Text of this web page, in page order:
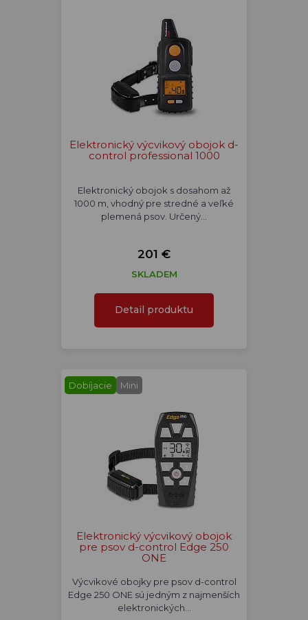
Elektronický výcvikový obojok d-
control professional 1000
Elektronický obojok s dosahom až
1000 m, vhodný pre stredné a veľké
plemená psov. Určený…
201 €
SKLADEM
Detail produktu
Dobíjacie Mini
Elektronický výcvikový obojok
pre psov d-control Edge 250
ONE
Výcvikové obojky pre psov d-control
Edge 250 ONE sú jedným z najmenších
elektronických…